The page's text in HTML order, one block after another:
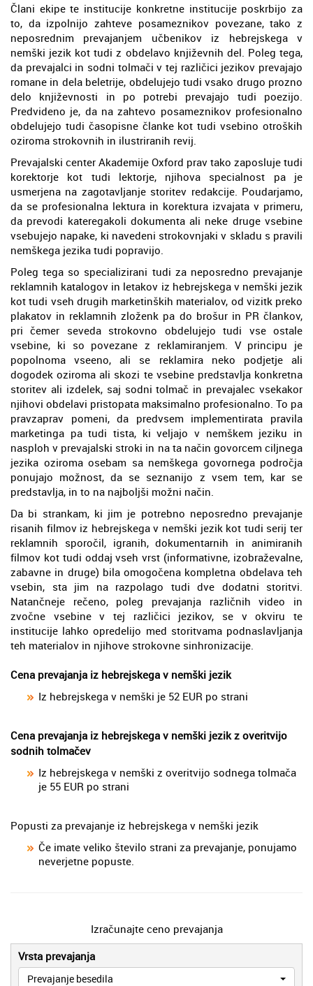
Člani ekipe te institucije konkretne institucije poskrbijo za
to, da izpolnijo zahteve posameznikov povezane, tako z
neposrednim prevajanjem učbenikov iz hebrejskega v
nemški jezik kot tudi z obdelavo književnih del. Poleg tega,
da prevajalci in sodni tolmači v tej različici jezikov prevajajo
romane in dela beletrije, obdelujejo tudi vsako drugo prozno
delo književnosti in po potrebi prevajajo tudi poezijo.
Predvideno je, da na zahtevo posameznikov profesionalno
obdelujejo tudi časopisne članke kot tudi vsebino otroških
oziroma strokovnih in ilustriranih revij.
Prevajalski center Akademije Oxford prav tako zaposluje tudi
korektorje kot tudi lektorje, njihova specialnost pa je
usmerjena na zagotavljanje storitev redakcije. Poudarjamo,
da se profesionalna lektura in korektura izvajata v primeru,
da prevodi kateregakoli dokumenta ali neke druge vsebine
vsebujejo napake, ki navedeni strokovnjaki v skladu s pravili
nemškega jezika tudi popravijo.
Poleg tega so specializirani tudi za neposredno prevajanje
reklamnih katalogov in letakov iz hebrejskega v nemški jezik
kot tudi vseh drugih marketinških materialov, od vizitk preko
plakatov in reklamnih zloženk pa do brošur in PR člankov,
pri čemer seveda strokovno obdelujejo tudi vse ostale
vsebine, ki so povezane z reklamiranjem. V principu je
popolnoma vseeno, ali se reklamira neko podjetje ali
dogodek oziroma ali skozi te vsebine predstavlja konkretna
storitev ali izdelek, saj sodni tolmač in prevajalec vsekakor
njihovi obdelavi pristopata maksimalno profesionalno. To pa
pravzaprav pomeni, da predvsem implementirata pravila
marketinga pa tudi tista, ki veljajo v nemškem jeziku in
nasploh v prevajalski stroki in na ta način govorcem ciljnega
jezika oziroma osebam sa nemškega govornega področja
ponujajo možnost, da se seznanijo z vsem tem, kar se
predstavlja, in to na najboljši možni način.
Da bi strankam, ki jim je potrebno neposredno prevajanje
risanih filmov iz hebrejskega v nemški jezik kot tudi serij ter
reklamnih sporočil, igranih, dokumentarnih in animiranih
filmov kot tudi oddaj vseh vrst (informativne, izobraževalne,
zabavne in druge) bila omogočena kompletna obdelava teh
vsebin, sta jim na razpolago tudi dve dodatni storitvi.
Natančneje rečeno, poleg prevajanja različnih video in
zvočne vsebine v tej različici jezikov, se v okviru te
institucije lahko opredelijo med storitvama podnaslavljanja
teh materialov in njihove strokovne sinhronizacije.
Cena prevajanja iz hebrejskega v nemški jezik
Iz hebrejskega v nemški je 52 EUR po strani
Cena prevajanja iz hebrejskega v nemški jezik z overitvijo
sodnih tolmačev
Iz hebrejskega v nemški z overitvijo sodnega tolmača
je 55 EUR po strani
Popusti za prevajanje iz hebrejskega v nemški jezik
Če imate veliko število strani za prevajanje, ponujamo
neverjetne popuste.
Izračunajte ceno prevajanja
Vrsta prevajanja
Prevajanje besedila